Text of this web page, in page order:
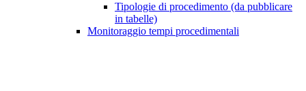
Tipologie di procedimento (da pubblicare
in tabelle)
Monitoraggio tempi procedimentali